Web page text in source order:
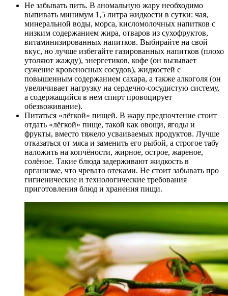
Не забывать пить. В аномальную жару необходимо
выпивать минимум 1,5 литра жидкости в сутки: чая,
минеральной воды, морса, кисломолочных напитков с
низким содержанием жира, отваров из сухофруктов,
витаминизированных напитков. Выбирайте на свой
вкус, но лучше избегайте газированных напитков (плохо
утоляют жажду), энергетиков, кофе (он вызывает
сужение кровеносных сосудов), жидкостей с
повышенным содержанием сахара, а также алкоголя (он
увеличивает нагрузку на сердечно-сосудистую систему,
а содержащийся в нем спирт провоцирует
обезвоживание).
Питаться «лёгкой» пищей. В жару предпочтение стоит
отдать «лёгкой» пище, такой как овощи, ягоды и
фрукты, вместо тяжело усваиваемых продуктов. Лучше
отказаться от мяса и заменить его рыбой, а строгое табу
наложить на копчёности, жирное, острое, жареное,
солёное. Такие блюда задерживают жидкость в
организме, что чревато отеками. Не стоит забывать про
гигиенические и технологические требования
приготовления блюд и хранения пищи.